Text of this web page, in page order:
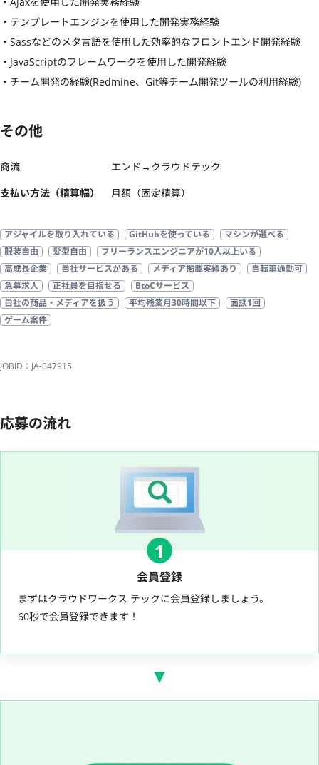
・テンプレートエンジンを使用した開発実務経験
・Sassなどのメタ言語を使用した効率的なフロントエンド開発経験
・JavaScriptのフレームワークを使用した開発経験
・チーム開発の経験(Redmine、Git等チーム開発ツールの利用経験)
その他
商流
エンド→クラウドテック
支払い方法（精算幅）
月額（固定精算）
アジャイルを取り入れている GitHubを使っている
マシンが選べる
服装自由
髪型自由
フリーランスエンジニアが10人以上いる
高成長企業
自社サービスがある メディア掲載実績あり
自転車通勤可
急募求人
正社員を目指せる
BtoCサービス
自社の商品・メディアを扱う
平均残業月30時間以下
面談1回
ゲーム案件
JOBID：JA-047915
応募の流れ
1
会員登録
まずはクラウドワークス テックに会員登録しましょう。
60秒で会員登録できます！